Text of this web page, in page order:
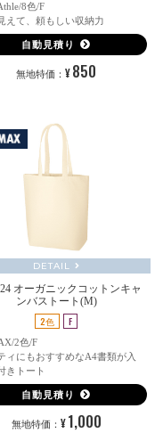
8色/F
えて、頼もしい収納力
自動見積り
無地特価：¥ 850
DETAIL
オーガニックコットンキャ
ンバストート(M)
2色 F
2色/F
ィにもおすすめなA4書類が入
きトート
自動見積り
無地特価： ¥ 1,000